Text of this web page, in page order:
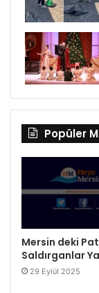
Popüler
Mersin deki
Saldırganlar
29 Eylül 2025